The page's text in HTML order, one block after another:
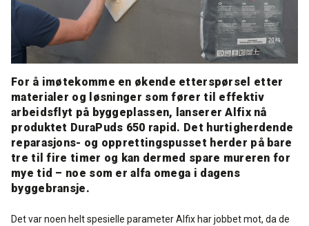
Puss og fasademaling
Trinnlydsmembran
Spesialprodukter
Last ned
Historien Bag
Last ned
Forhandlere
SE
EN
For å imøtekomme en økende etterspørsel etter
materialer og løsninger som fører til effektiv
arbeidsflyt på byggeplassen, lanserer Alfix nå
produktet DuraPuds 650 rapid. Det hurtigherdende
reparasjons- og opprettingspusset herder på bare
tre til fire timer og kan dermed spare mureren for
mye tid – noe som er alfa omega i dagens
byggebransje.
Det var noen helt spesielle parameter Alfix har jobbet mot, da de